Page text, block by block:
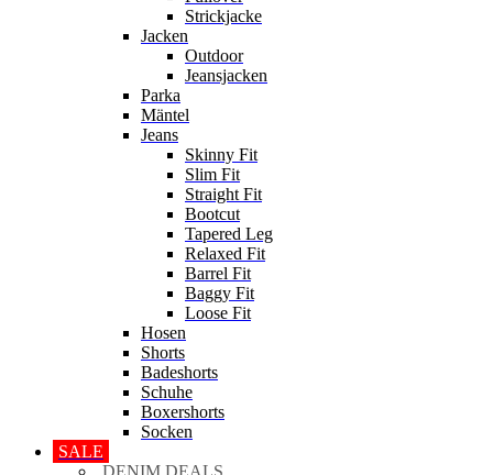
Strickjacke
Jacken
Outdoor
Jeansjacken
Parka
Mäntel
Jeans
Skinny Fit
Slim Fit
Straight Fit
Bootcut
Tapered Leg
Relaxed Fit
Barrel Fit
Baggy Fit
Loose Fit
Hosen
Shorts
Badeshorts
Schuhe
Boxershorts
Socken
SALE
DENIM DEALS